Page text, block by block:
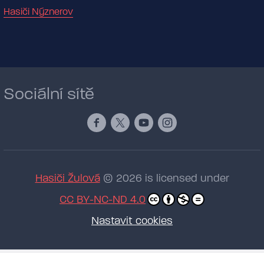
Hasiči Nýznerov
Sociální sítě
Hasiči Žulová© 2026 is licensed under
CC BY-NC-ND 4.0
Nastavit cookies